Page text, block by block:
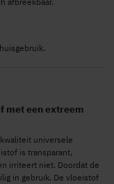
met een extreem
universele
is transparant,
irriteert niet. Doordat de
in gebruik. De vloeistof